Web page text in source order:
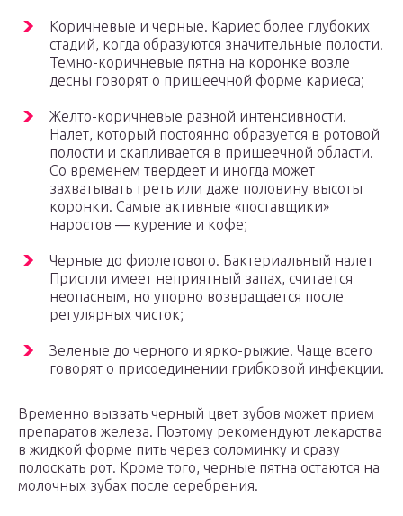
Коричневые и черные. Кариес более глубоких
стадий, когда образуются значительные полости.
Темно-коричневые пятна на коронке возле
десны говорят о пришеечной форме кариеса;
Желто-коричневые разной интенсивности.
Налет, который постоянно образуется в ротовой
полости и скапливается в пришеечной области.
Со временем твердеет и иногда может
захватывать треть или даже половину высоты
коронки. Самые активные «поставщики»
наростов ― курение и кофе;
Черные до фиолетового. Бактериальный налет
Пристли имеет неприятный запах, считается
неопасным, но упорно возвращается после
регулярных чисток;
Зеленые до черного и ярко-рыжие. Чаще всего
говорят о присоединении грибковой инфекции.
Временно вызвать черный цвет зубов может прием
препаратов железа. Поэтому рекомендуют лекарства
в жидкой форме пить через соломинку и сразу
полоскать рот. Кроме того, черные пятна остаются на
молочных зубах после серебрения.